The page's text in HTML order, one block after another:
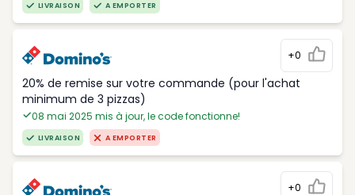
LIVRAISON A EMPORTER
+0
20% de remise sur votre commande (pour l'achat
minimum de 3 pizzas)
08 mai 2025 mis à jour, le code fonctionne!
LIVRAISON A EMPORTER
+0